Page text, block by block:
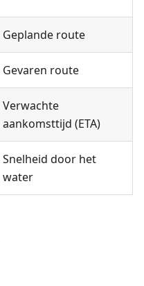
Geplande route
Gevaren route
Verwachte
aankomsttijd (ETA)
Snelheid door het
water